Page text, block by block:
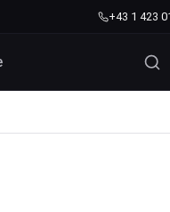
+43 1 423